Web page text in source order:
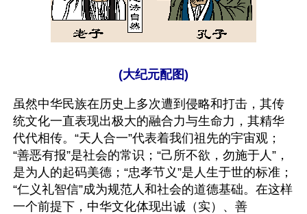
(大纪元配图)
虽然中华民族在历史上多次遭到侵略和打击，其传
统文化一直表现出极大的融合力与生命力，其精华
代代相传。“天人合一”代表着我们祖先的宇宙观；
“善恶有报”是社会的常识；“己所不欲，勿施于人”，
是为人的起码美德；“忠孝节义”是人生于世的标准；
“仁义礼智信”成为规范人和社会的道德基础。在这样
一个前提下，中华文化体现出诚（实）、善